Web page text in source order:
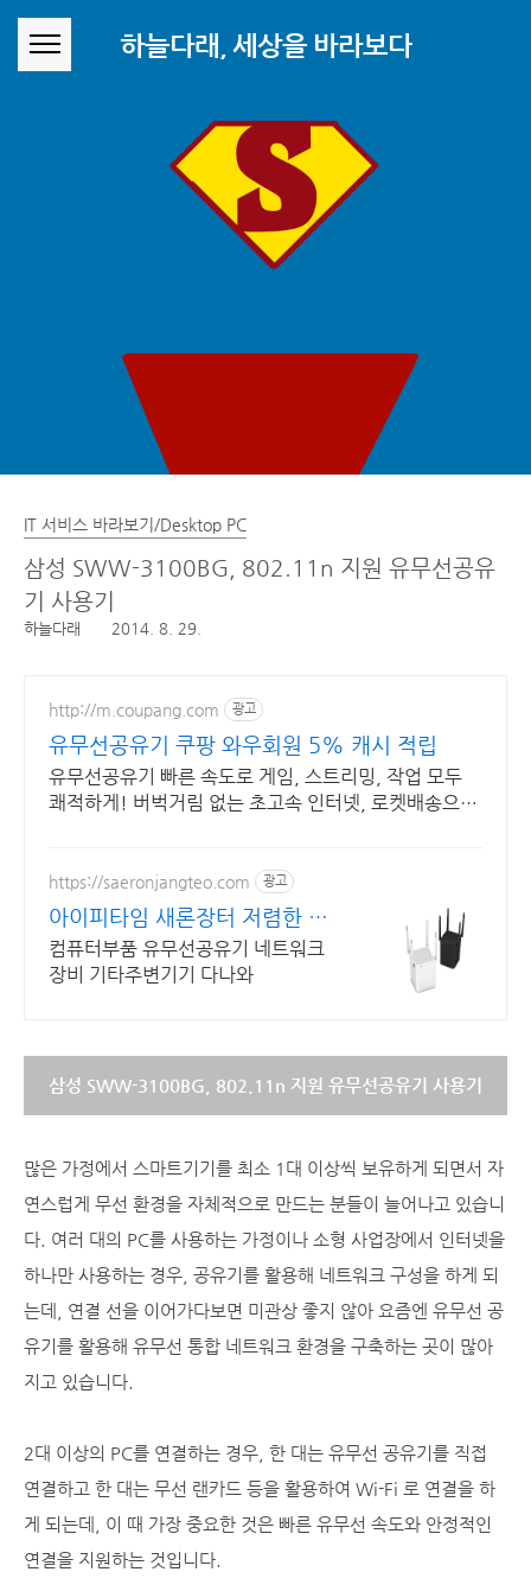
하늘다래, 세상을 바라보다
IT 서비스 바라보기/Desktop PC
삼성 SWW-3100BG, 802.11n 지원 유무선공유
기 사용기
하늘다래 2014. 8. 29.
http://m.coupang.com 광고
유무선공유기 쿠팡 와우회원 5% 캐시 적립
유무선공유기 빠른 속도로 게임, 스트리밍, 작업 모두
쾌적하게! 버벅거림 없는 초고속 인터넷, 로켓배송으로
https://saeronjangteo.com 광고
아이피타임 새론장터 저렴한 가
격! 빠른배송!
컴퓨터부품 유무선공유기 네트워크
장비 기타주변기기 다나와
삼성 SWW-3100BG, 802.11n 지원 유무선공유기 사용기
많은 가정에서 스마트기기를 최소 1대 이상씩 보유하게 되면서 자
연스럽게 무선 환경을 자체적으로 만드는 분들이 늘어나고 있습니
다. 여러 대의 PC를 사용하는 가정이나 소형 사업장에서 인터넷을
하나만 사용하는 경우, 공유기를 활용해 네트워크 구성을 하게 되
는데, 연결 선을 이어가다보면 미관상 좋지 않아 요즘엔 유무선 공
유기를 활용해 유무선 통합 네트워크 환경을 구축하는 곳이 많아
지고 있습니다.
2대 이상의 PC를 연결하는 경우, 한 대는 유무선 공유기를 직접
연결하고 한 대는 무선 랜카드 등을 활용하여 Wi-Fi 로 연결을 하
게 되는데, 이 때 가장 중요한 것은 빠른 유무선 속도와 안정적인
연결을 지원하는 것입니다.